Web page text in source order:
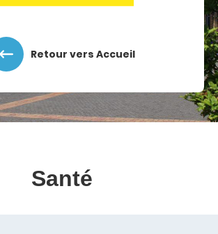
Retour vers Accueil
Santé